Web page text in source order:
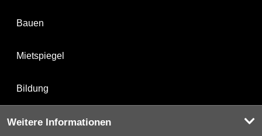
Bauen
Mietspiegel
Bildung
Weitere Informationen